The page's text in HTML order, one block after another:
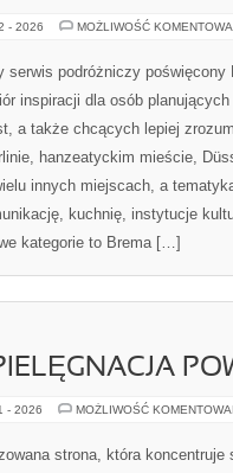
- 2026 MOŻLIWOŚĆ
serwis podróżniczy poświęcony
inspiracji dla osób
a także chcących lepiej
hanzeatyckim mieście,
innych miejscach, a
kuchnię, instytucje
kategorie to Brema […]
- 2026 MOŻLIWOŚĆ
strona, która koncentruje